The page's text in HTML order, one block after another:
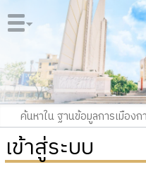
เข้าสู่ระบบ